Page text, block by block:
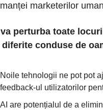
marketerilor
va perturba toate
conduse de
Noile tehnologii ne pot pot
feedback-ul utilizatorilor
AI are potențialul de a